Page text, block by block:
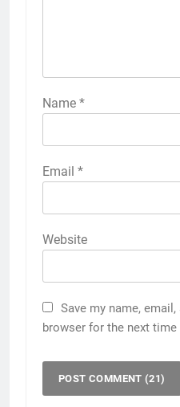
Name *
Email *
Website
Save my name,
browser for the next